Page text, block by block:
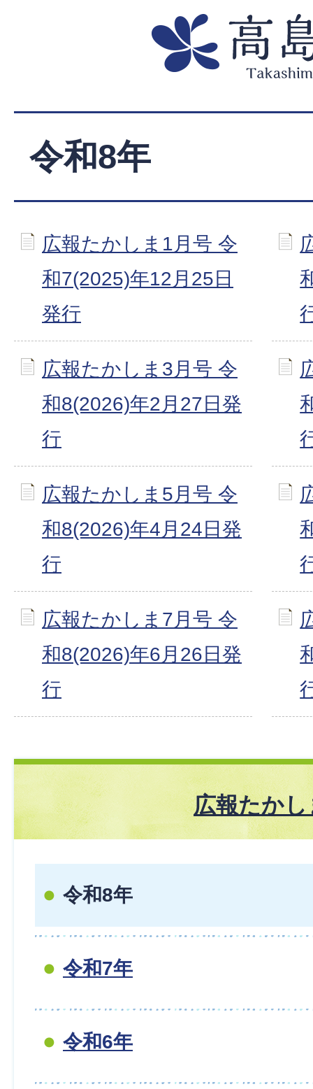
令和8年
広報たかしま1月号 令
和7(2025)年12月25日
発行
広報たかしま3月号 令
和8(2026)年2月27日発
行
広報たかしま5月号 令
和8(2026)年4月24日発
行
広報たかしま7月号 令
和8(2026)年6月26日発
行
広報たかし
令和8年
令和7年
令和6年